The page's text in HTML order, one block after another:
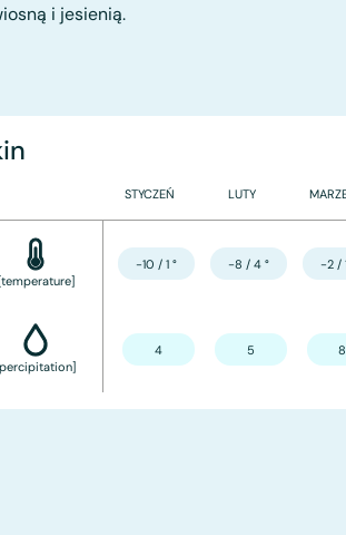
i jesienią.
STYCZEŃ LUTY
[temperature]
-10 / 1 ° -8 / 4 ° -2 /
4 5 8